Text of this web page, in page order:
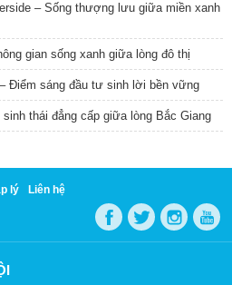
– Sống thượng lưu giữa miền xanh
gian sống xanh giữa lòng đô thị
Điểm sáng đầu tư sinh lời bền vững
thái đẳng cấp giữa lòng Bắc Giang
lý Liên hệ